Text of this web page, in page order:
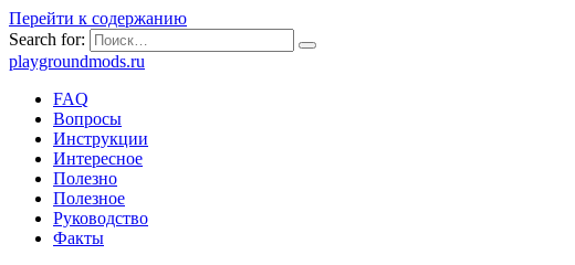
Перейти к содержанию
Search for:
playgroundmods.ru
FAQ
Вопросы
Инструкции
Интересное
Полезно
Полезное
Руководство
Факты